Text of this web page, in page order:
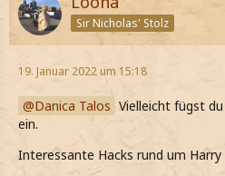
Sir Nicholas' Stolz
19. Januar 2022 um 15:18
Danica Talos Vielleicht fügst
ein.
Interessante Hacks rund um